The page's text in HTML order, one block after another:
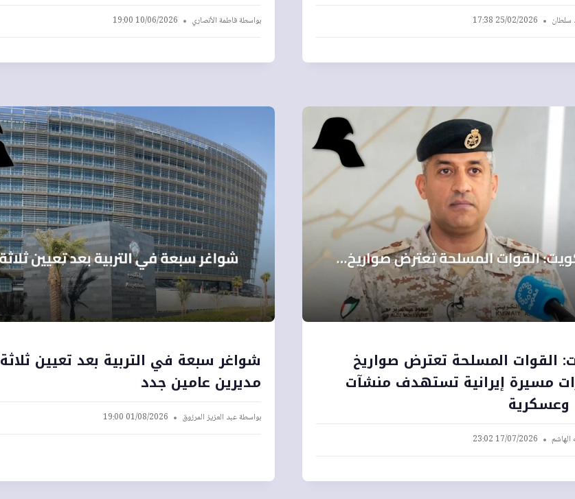
سلطان 25/02/2026 17:38 بواسطةفاطمة الأنصاري 10/06/2026 19:00
القوات المسلحة تعترض صواريخ
مسيرة إيرانية تستهدف منشآت
وعسكرية
الهاشم 17/07/2026 23:02
شواغر سبعة في التربية بعد تعيين ثلاثة
مديرين عامين جدد
بواسطةعبد العزيز المرزوق 01/08/2026 19:00